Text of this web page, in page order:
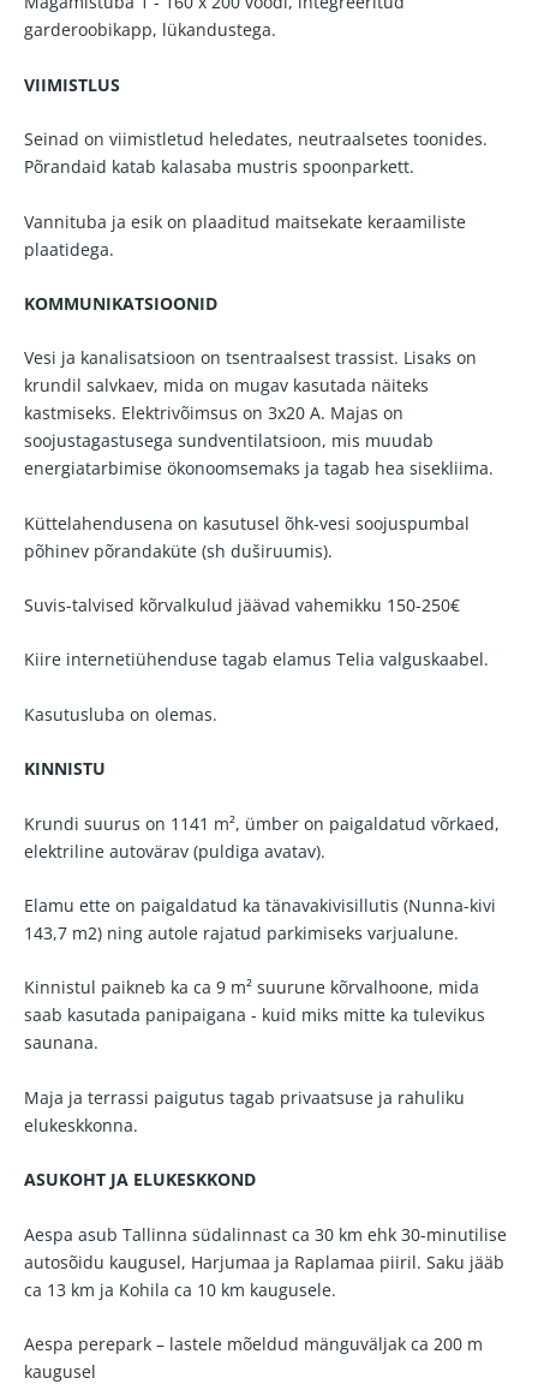
garderoobikapp, lükandustega.
VIIMISTLUS
Seinad on viimistletud heledates, neutraalsetes toonides.
Põrandaid katab kalasaba mustris spoonparkett.
Vannituba ja esik on plaaditud maitsekate keraamiliste
plaatidega.
KOMMUNIKATSIOONID
Vesi ja kanalisatsioon on tsentraalsest trassist. Lisaks on
krundil salvkaev, mida on mugav kasutada näiteks
kastmiseks. Elektrivõimsus on 3x20 A. Majas on
soojustagastusega sundventilatsioon, mis muudab
energiatarbimise ökonoomsemaks ja tagab hea sisekliima.
Küttelahendusena on kasutusel õhk-vesi soojuspumbal
põhinev põrandaküte (sh duširuumis).
Suvis-talvised kõrvalkulud jäävad vahemikku 150-250€
Kiire internetiühenduse tagab elamus Telia valguskaabel.
Kasutusluba on olemas.
KINNISTU
Krundi suurus on 1141 m², ümber on paigaldatud võrkaed,
elektriline autovärav (puldiga avatav).
Elamu ette on paigaldatud ka tänavakivisillutis (Nunna-kivi
143,7 m2) ning autole rajatud parkimiseks varjualune.
Kinnistul paikneb ka ca 9 m² suurune kõrvalhoone, mida
saab kasutada panipaigana - kuid miks mitte ka tulevikus
saunana.
Maja ja terrassi paigutus tagab privaatsuse ja rahuliku
elukeskkonna.
ASUKOHT JA ELUKESKKOND
Aespa asub Tallinna südalinnast ca 30 km ehk 30-minutilise
autosõidu kaugusel, Harjumaa ja Raplamaa piiril. Saku jääb
ca 13 km ja Kohila ca 10 km kaugusele.
Aespa perepark – lastele mõeldud mänguväljak ca 200 m
kaugusel